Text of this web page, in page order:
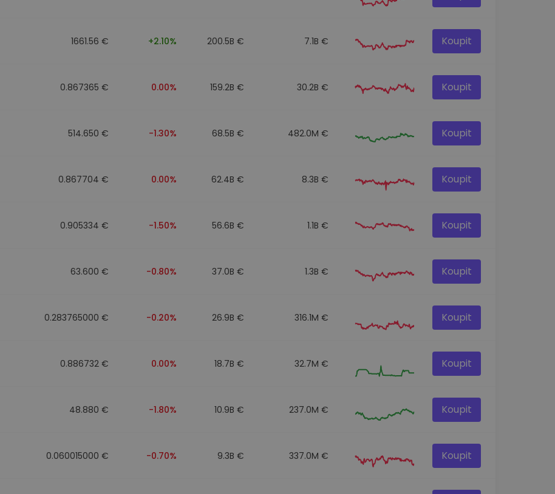
1661.56 € +2.10% 200.5B € 7.1B € Koupit
0.867365 € 0.00% 159.2B € 30.2B € Koupit
514.650 € -1.30% 68.5B € 482.0M € Koupit
0.867704 € 0.00% 62.4B € 8.3B € Koupit
0.905334 € -1.50% 56.6B € 1.1B € Koupit
63.600 € -0.80% 37.0B € 1.3B € Koupit
0.283765000 € -0.20% 26.9B € 316.1M € Koupit
0.886732 € 0.00% 18.7B € 32.7M € Koupit
48.880 € -1.80% 10.9B € 237.0M € Koupit
0.060015000 € -0.70% 9.3B € 337.0M € Koupit